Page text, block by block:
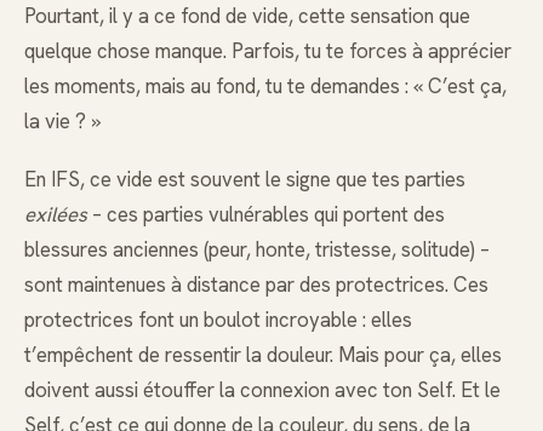
Pourtant, il y a ce fond de vide, cette sensation que
quelque chose manque. Parfois, tu te forces à apprécier
les moments, mais au fond, tu te demandes : « C’est ça,
la vie ? »
En IFS, ce vide est souvent le signe que tes parties
exilées– ces parties vulnérables qui portent des
blessures anciennes (peur, honte, tristesse, solitude) –
sont maintenues à distance par des protectrices. Ces
protectrices font un boulot incroyable : elles
t’empêchent de ressentir la douleur. Mais pour ça, elles
doivent aussi étouffer la connexion avec ton Self. Et le
Self, c’est ce qui donne de la couleur, du sens, de la